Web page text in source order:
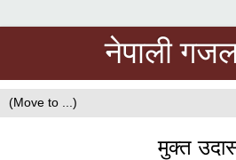
नेपाली
मुक्त